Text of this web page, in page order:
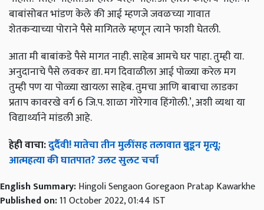
बाबांसोबत भांडण केले की आई म्हणजे जवळच्या गावात
शेतकऱ्याच्या पोराने पैसे मागितले म्हणून त्याने फाशी घेतली.
आता मी बाबांकडे पैसे मागत नाही. साहेब आमचे घर पाहा. तुम्ही या.
अनुदानाचे पैसे लवकर द्या. मग दिवाळीला आई पोळ्या करेल मग
तुम्ही पण या पोळ्या खायला साहेब. तुमचा आणि बाबाचा लाडका
प्रताप कावरखे वर्ग 6 जि.प. शाळा गोरेगाव हिंगोली.’, अशी व्यथा या
विद्यार्थ्याने मांडली आहे.
हेही वाचा:दुर्दैवी! मातेचा तीन मुलींसह तलावात बुडून मृत्यू;
आत्महत्या की घातपात? उलट सुलट चर्चा
English Summary:Hingoli Sengaon Goregaon Pratap Kawarkhe
Published on:11 October 2022, 01:44 IST